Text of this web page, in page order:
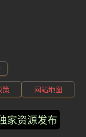
家资源发布
策 网站地图
所有权利